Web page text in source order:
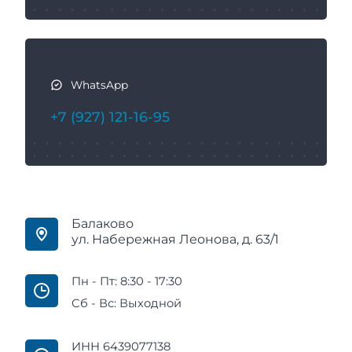
WhatsApp
+7 (927) 121-16-95
Балаково
ул. Набережная Леонова, д. 63/1
Пн - Пт: 8:30 - 17:30
Сб - Вс: Выходной
ИНН 6439077138